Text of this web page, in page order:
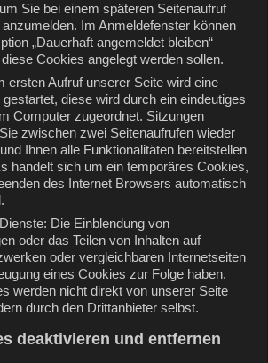
Sie bei einem späteren Seitenaufruf
Im Anmeldefenster können
„Dauerhaft angemeldet bleiben“
Cookies angelegt werden sollen.
ersten Aufruf unserer Seite wird eine
diese wird durch ein eindeutiges
Computer zugeordnet. Sitzungen
zwischen zwei Seitenaufrufen wieder
Ihnen alle Funktionalitäten bereitstellen
handelt sich um ein temporäres Cookies,
des Internet Browsers automatisch
Die Einblendung von
oder das Teilen von Inhalten auf
oder vergleichbaren Internetseiten
eines Cookies zur Folge haben.
werden nicht direkt von unserer Seite
durch den Drittanbieter selbst.
deaktivieren und entfernen